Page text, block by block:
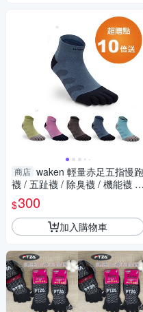
商店 waken 輕量赤足五指慢跑
襪 / 五趾襪 / 除臭襪 / 機能襪 /
襪子 / 五指襪
$300
加入購物車